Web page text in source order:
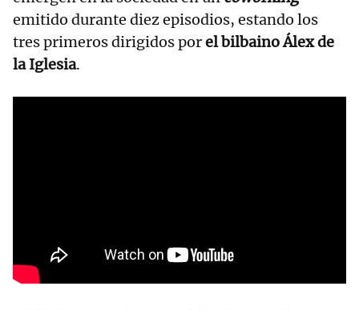
emitido durante diez episodios, estando los
tres primeros dirigidos porel bilbaino Álex de
la Iglesia.